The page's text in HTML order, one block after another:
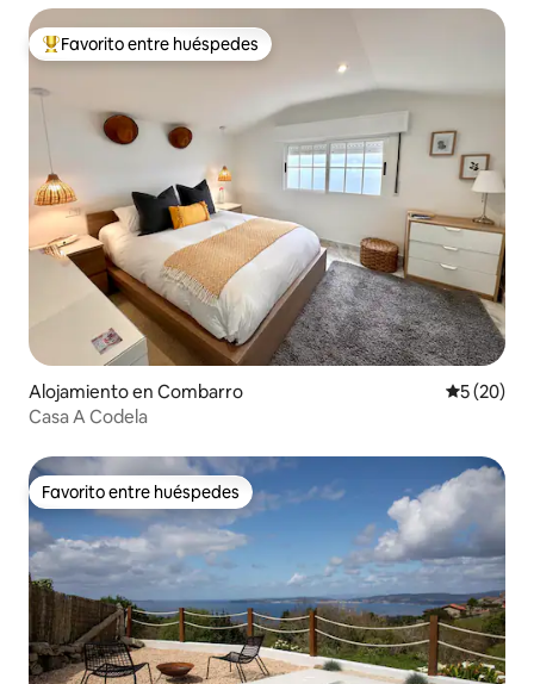
Favorito entre huéspedes preferido
Favorito entre huéspedes
Alojamiento en Combarro
5 (20)
Casa A Codela
Favorito entre huéspedes
Favorito entre huéspedes